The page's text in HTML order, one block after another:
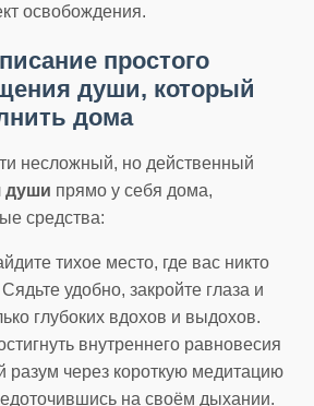
освобождения.
простого
души, который
дома
несложный, но действенный
души прямо у себя дома,
средства:
тихое место, где вас никто
удобно, закройте глаза и
глубоких вдохов и выдохов.
внутреннего равновесия
разум через короткую медитацию
на своём дыхании.